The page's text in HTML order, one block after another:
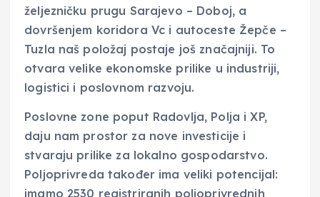
željezničku prugu Sarajevo – Doboj, a
dovršenjem koridora Vc i autoceste Žepče –
Tuzla naš položaj postaje još značajniji. To
otvara velike ekonomske prilike u industriji,
logistici i poslovnom razvoju.
Poslovne zone poput Radovlja, Polja i XP,
daju nam prostor za nove investicije i
stvaraju prilike za lokalno gospodarstvo.
Poljoprivreda također ima veliki potencijal:
imamo 2530 registriranih poljoprivrednih